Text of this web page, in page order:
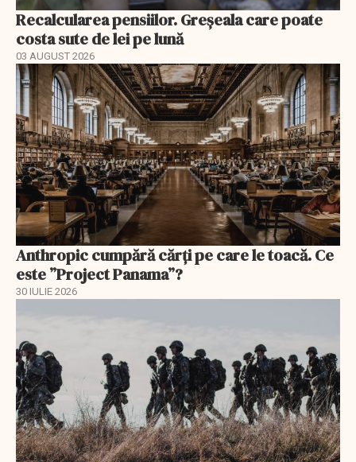
Recalcularea pensiilor. Greșeala care poate
costa sute de lei pe lună
03 AUGUST 2026
Anthropic cumpără cărți pe care le toacă. Ce
este ”Project Panama”?
30 IULIE 2026